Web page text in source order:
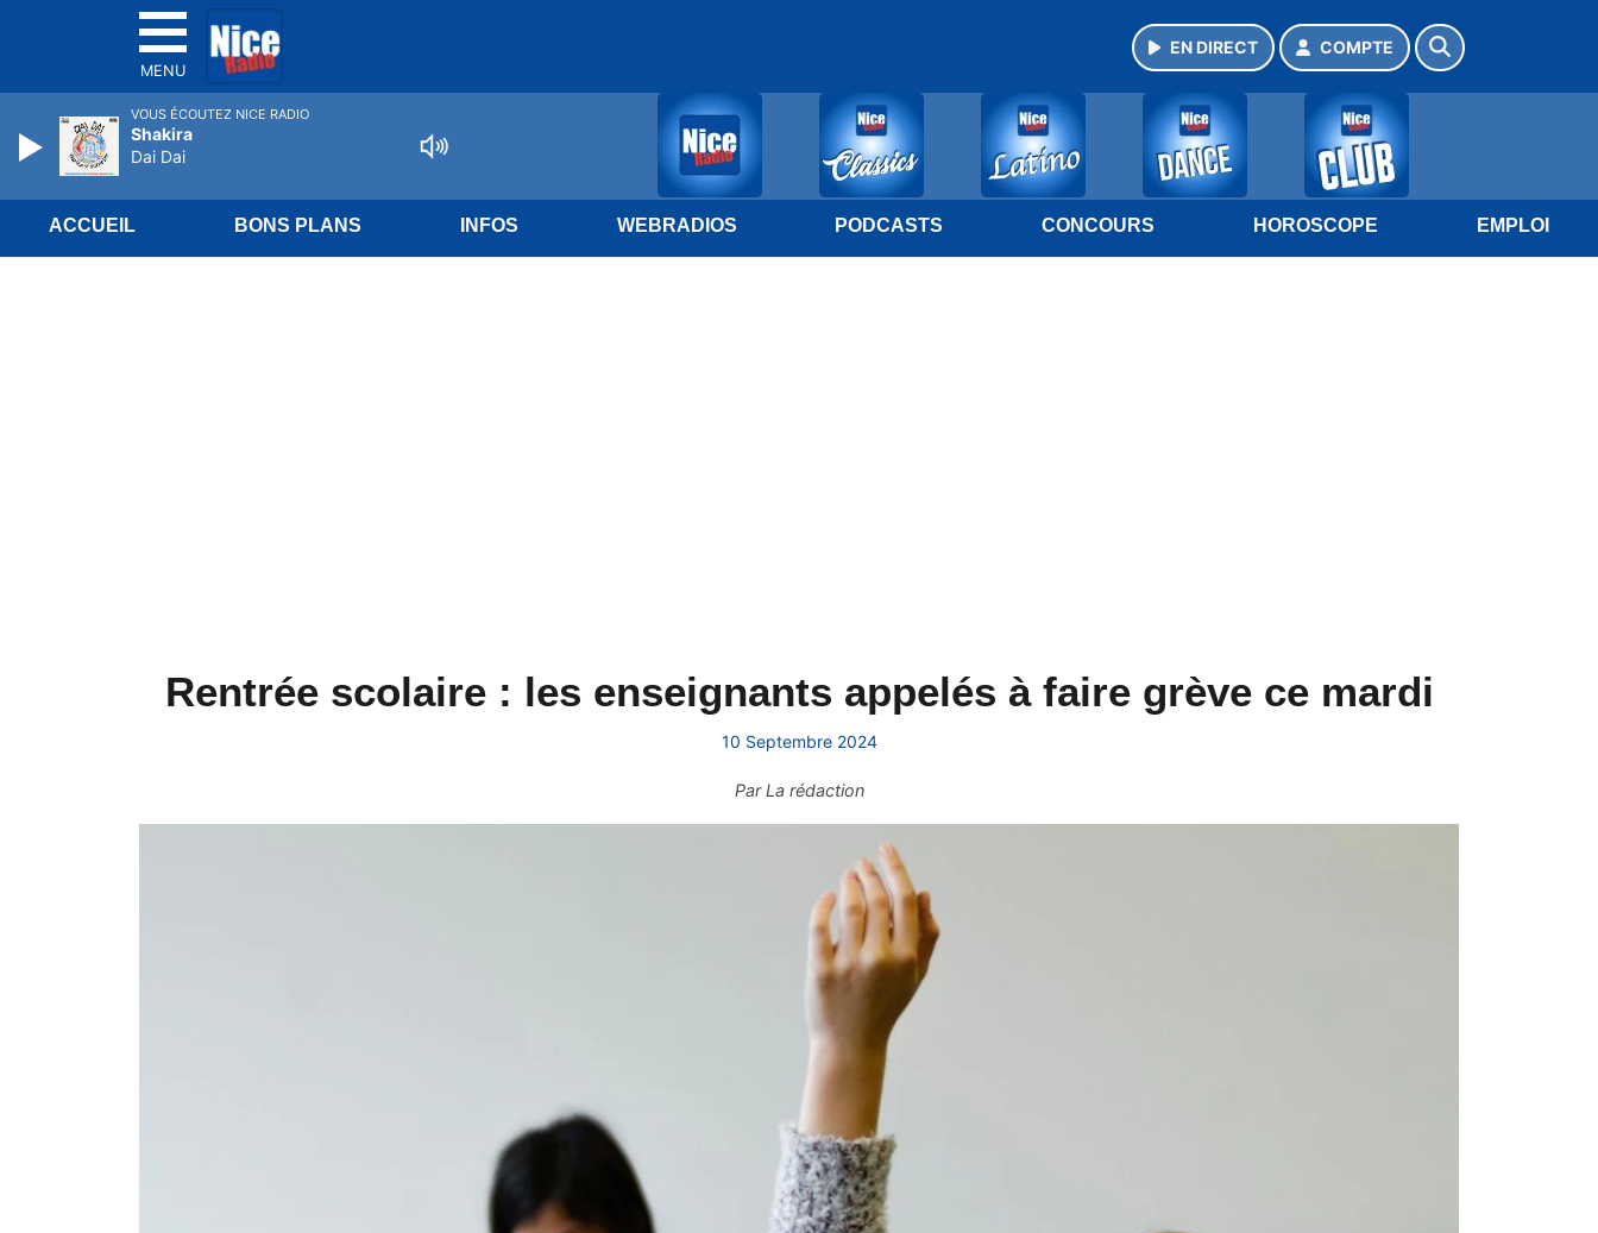
MENU
EN DIRECT COMPTE
ACCUEIL BONS PLANS INFOS WEBRADIOS PODCASTS CONCOURS HOROSCOPE EMPLOI
Rentrée scolaire : les enseignants appelés à faire grève ce mardi
10 Septembre 2024
ParLa rédaction
VOUS ÉCOUTEZ NICE RADIO
Shakira
Dai Dai